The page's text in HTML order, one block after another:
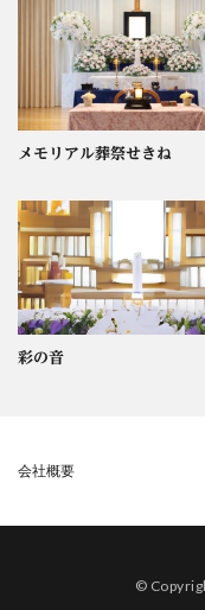
メモリアル葬祭せきね
彩の音
会社概要
©